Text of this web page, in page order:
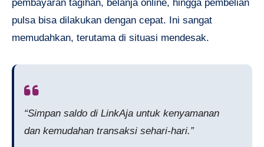
pembayaran tagihan, belanja online, hingga pembelian
pulsa bisa dilakukan dengan cepat. Ini sangat
memudahkan, terutama di situasi mendesak.
“Simpan saldo di LinkAja untuk kenyamanan
dan kemudahan transaksi sehari-hari.”